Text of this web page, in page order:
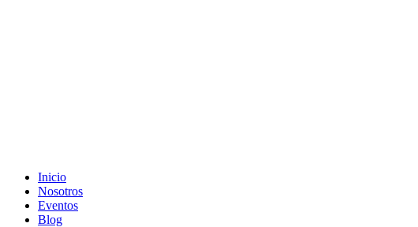
Inicio
Nosotros
Eventos
Blog